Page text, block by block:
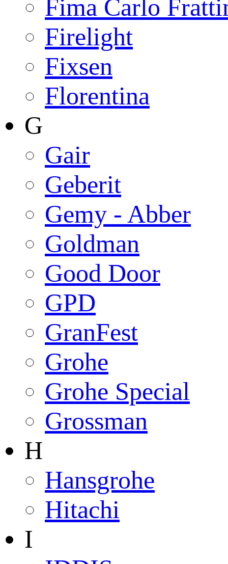
Fima Carlo
Firelight
Fixsen
Florentina
G
Gair
Geberit
Gemy - Abber
Goldman
Good Door
GPD
GranFest
Grohe
Grohe Special
Grossman
H
Hansgrohe
Hitachi
I